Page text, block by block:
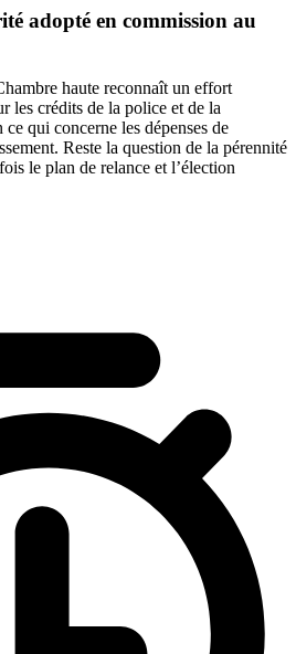
adopté en commission au
haute reconnaît un effort
les crédits de la police et de la
qui concerne les dépenses de
Reste la question de la pérennité
le plan de relance et l’élection